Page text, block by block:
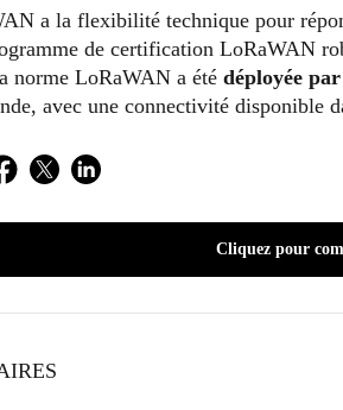
a la flexibilité technique pour
de certification LoRaWAN
norme LoRaWAN a été déployée
avec une connectivité disponible
Facebook
TwitterLinkedIn
Cliquez pour